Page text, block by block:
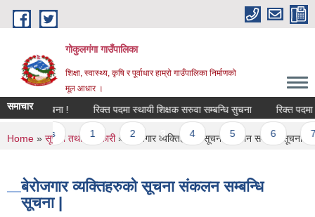
Skip to main content
गोकुलगंगा गाउँपालिका
शिक्षा, स्वास्थ्य, कृषि र पूर्वाधार हाम्रो गाउँपालिका निर्माणको
मूल आधार ।
समाचार
सम्बन्धि सूचना ! रिक्त पदमा स्थायी शिक्षक सरुवा सम्बन्धि सुचना रिक्त पदमा
‹ previous 3
You are here
Home » सूचना तथा जानकारी» बेरोजगार व्यक्तिहरुको सूचना संकलन सम्बन्धि सूचना |
बेरोजगार व्यक्तिहरुको सूचना संकलन सम्बन्धि
सूचना |